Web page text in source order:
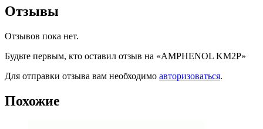
Отзывы
Отзывов пока нет.
Будьте первым, кто оставил отзыв на «AMPHENOL KM2P»
Для отправки отзыва вам необходимо авторизоваться.
Похожие